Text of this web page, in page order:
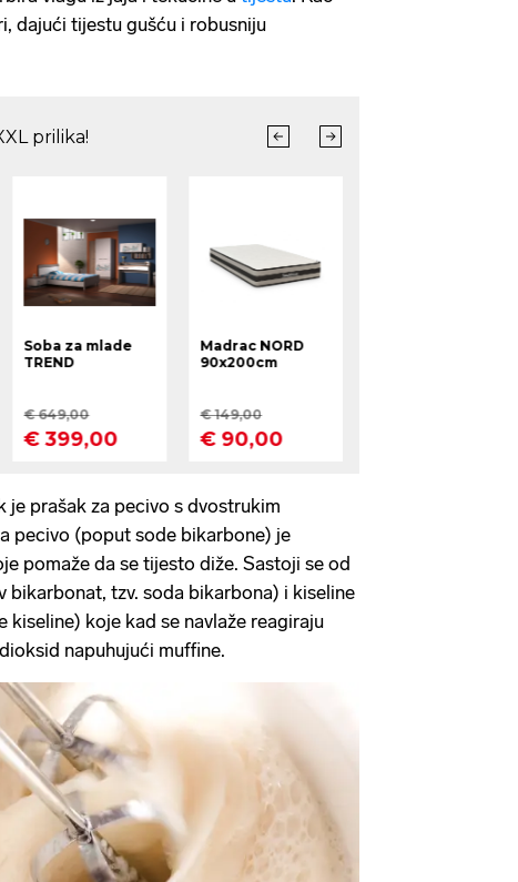
dajući tijestu gušću i robusniju
je prašak za pecivo s dvostrukim
pecivo (poput sode bikarbone) je
pomaže da se tijesto diže. Sastoji se od
bikarbonat, tzv. soda bikarbona) i kiseline
kiseline) koje kad se navlaže reagiraju
napuhujući muffine.